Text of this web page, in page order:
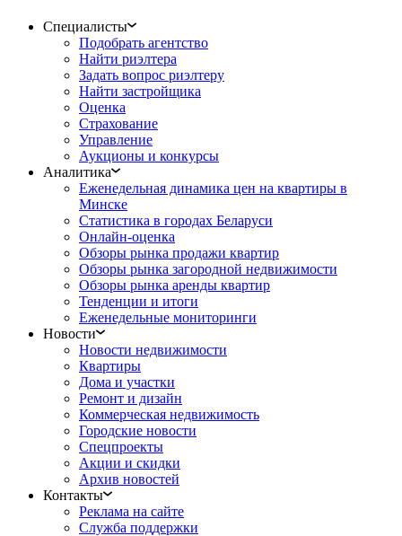
Специалисты
Подобрать агентство
Найти риэлтера
Задать вопрос риэлтеру
Найти застройщика
Оценка
Страхование
Управление
Аукционы и конкурсы
Аналитика
Еженедельная динамика цен на квартиры в
Минске
Статистика в городах Беларуси
Онлайн-оценка
Обзоры рынка продажи квартир
Обзоры рынка загородной недвижимости
Обзоры рынка аренды квартир
Тенденции и итоги
Еженедельные мониторинги
Новости
Новости недвижимости
Квартиры
Дома и участки
Ремонт и дизайн
Коммерческая недвижимость
Городские новости
Спецпроекты
Акции и скидки
Архив новостей
Контакты
Реклама на сайте
Служба поддержки